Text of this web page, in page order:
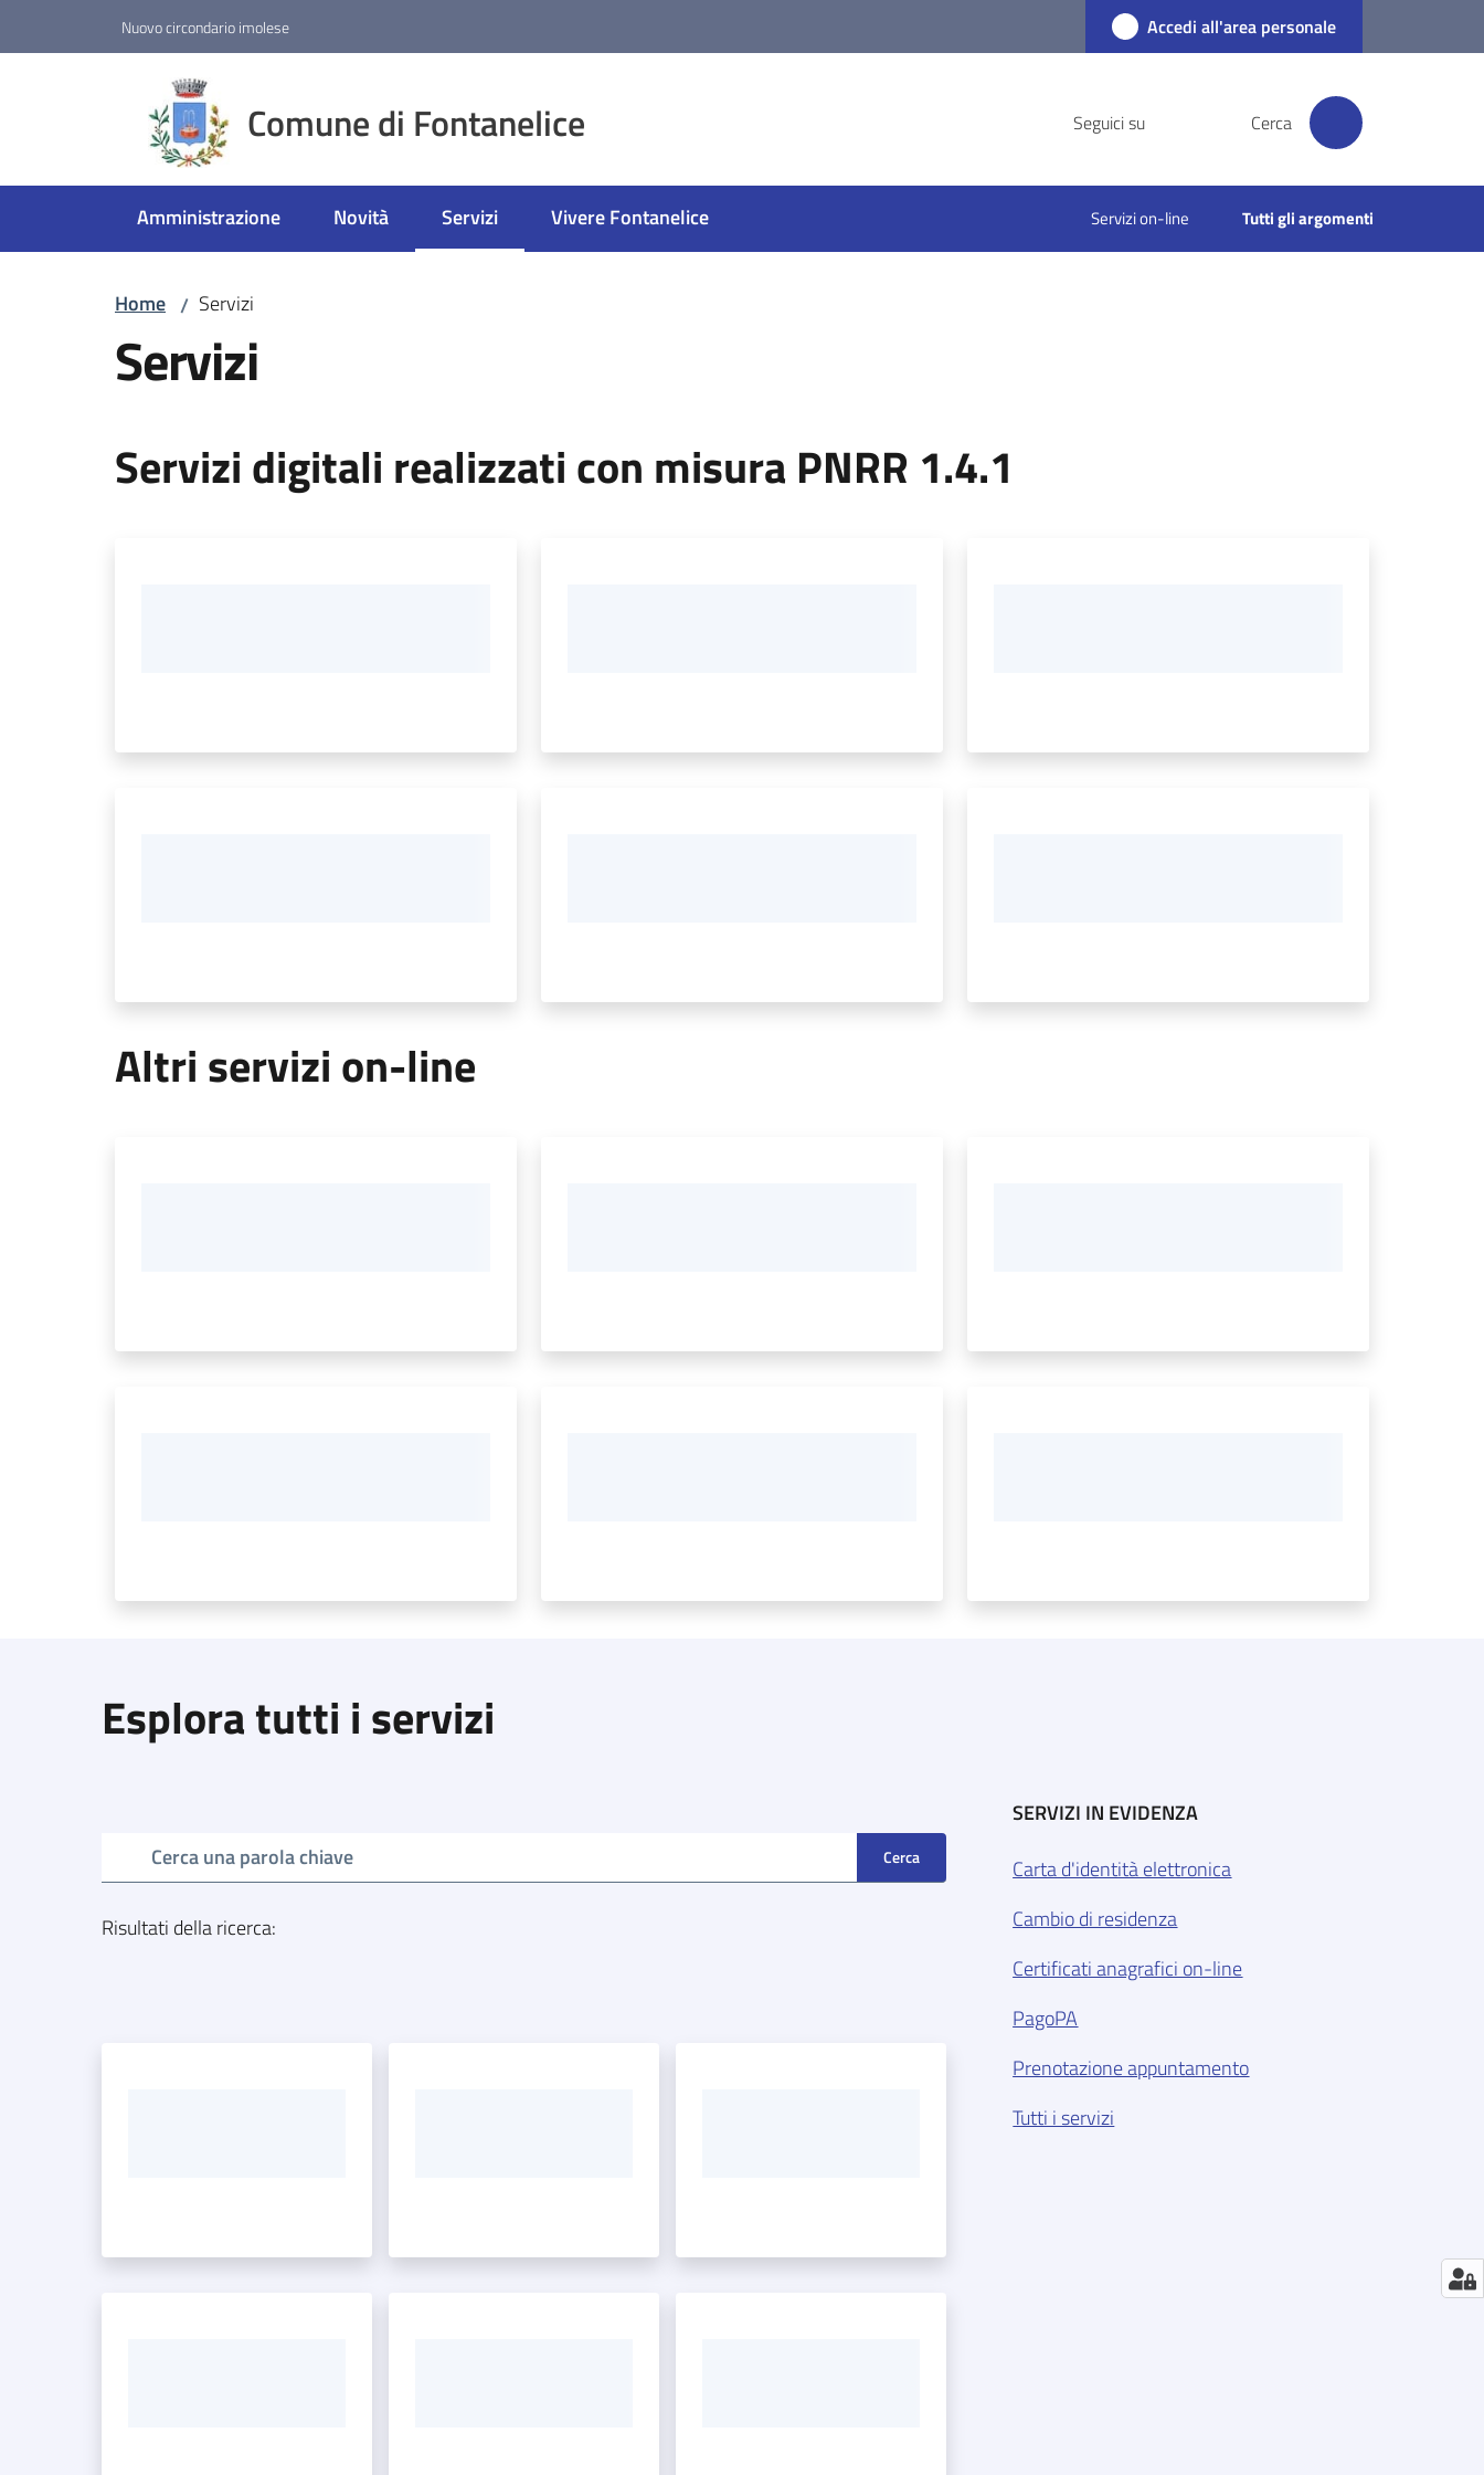
Nuovo circondario imolese Accedi all'area personale
Comune di Fontanelice Seguici su Cerca
Amministrazione Novità Servizi
Menu selezionatoVivere Fontanelice Servizi on-line Tutti gli argomenti
Home / Servizi
Servizi
Servizi digitali realizzati con misura PNRR 1.4.1
Altri servizi on-line
Esplora tutti i servizi
Cerca una parola chiave Cerca
Risultati della ricerca:
SERVIZI IN EVIDENZA
Carta d'identità elettronica
Cambio di residenza
Certificati anagrafici on-line
PagoPA
Prenotazione appuntamento
Tutti i servizi